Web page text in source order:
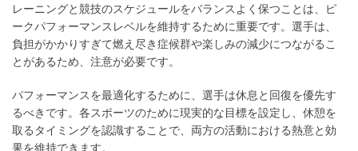
レーニングと競技のスケジュールをバランスよく保つことは、ピ
ークパフォーマンスレベルを維持するために重要です。選手は、
負担がかかりすぎて燃え尽き症候群や楽しみの減少につながるこ
とがあるため、注意が必要です。
パフォーマンスを最適化するために、選手は休息と回復を優先す
るべきです。各スポーツのために現実的な目標を設定し、休憩を
取るタイミングを認識することで、両方の活動における熱意と効
果を維持できます。